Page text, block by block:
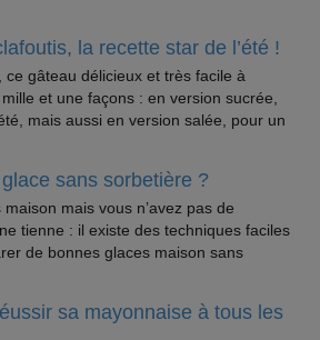
la recette star de l’été !
gâteau délicieux et très facile à
et une façons : en version sucrée,
mais aussi en version salée, pour un
sans sorbetière ?
mais vous n’avez pas de
tienne : il existe des techniques faciles
de bonnes glaces maison sans
sa mayonnaise à tous les